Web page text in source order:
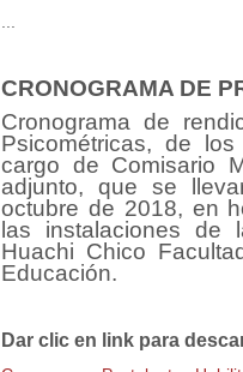
CRONOGRAMA DE
Cronograma de
Psicométricas, de
cargo de Comisario
adjunto, que se
octubre de 2018, en
las instalaciones de
Huachi Chico
Educación.
Dar clic en link para